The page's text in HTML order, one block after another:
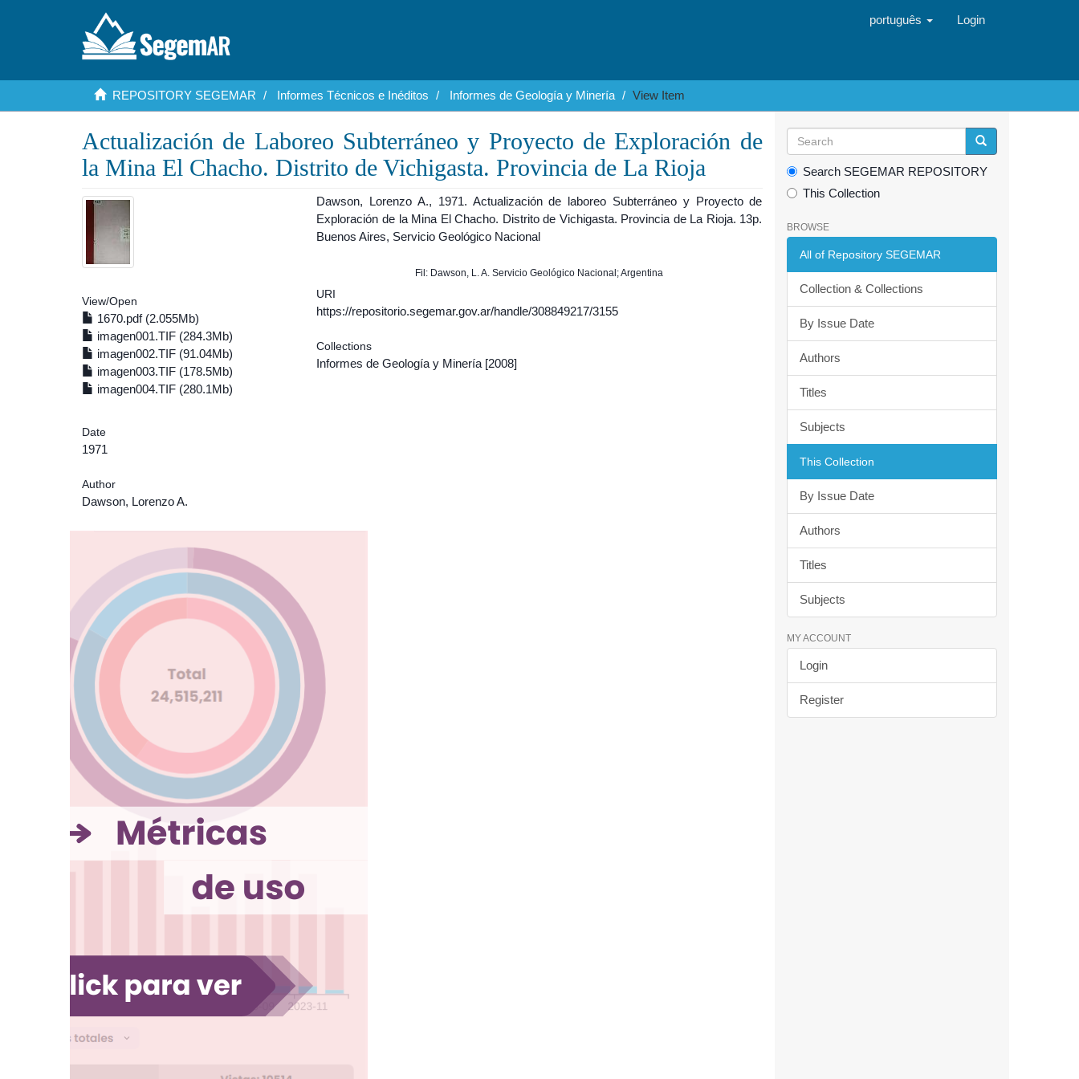
português Login
REPOSITORY SEGEMAR Informes Técnicos e Inéditos Informes de Geología y Minería View Item
Actualización de Laboreo Subterráneo y Proyecto de Exploración de
la Mina El Chacho. Distrito de Vichigasta. Provincia de La Rioja
View/Open
1670.pdf (2.055Mb)
imagen001.TIF (284.3Mb)
imagen002.TIF (91.04Mb)
imagen003.TIF (178.5Mb)
imagen004.TIF (280.1Mb)
Date
1971
Author
Dawson, Lorenzo A.
Dawson, Lorenzo A., 1971. Actualización de laboreo Subterráneo y Proyecto de
Exploración de la Mina El Chacho. Distrito de Vichigasta. Provincia de La Rioja. 13p.
Buenos Aires, Servicio Geológico Nacional
Fil: Dawson, L. A. Servicio Geológico Nacional; Argentina
URI
https://repositorio.segemar.gov.ar/handle/308849217/3155
Collections
Informes de Geología y Minería [2008]
Search SEGEMAR REPOSITORY
This Collection
BROWSE
All of Repository SEGEMAR
Collection & Collections
By Issue Date
Authors
Titles
Subjects
This Collection
By Issue Date
Authors
Titles
Subjects
MY ACCOUNT
Login
Register